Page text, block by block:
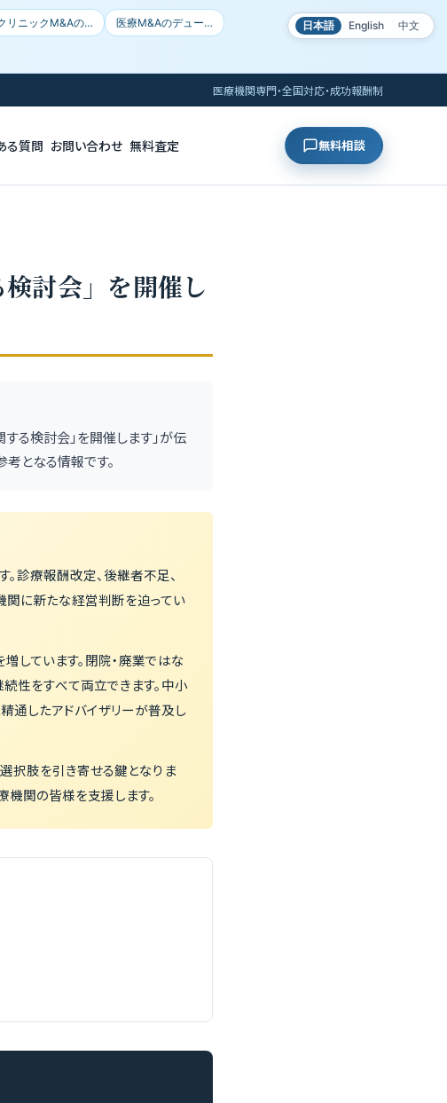
日本語 English
中文
リニックM&Aの… 医療M&Aのデュー…
医療機関専門・全国対応・成功報酬制
る質問 お問い合わせ 無料査定 無料相談
討会」を開催し
る検討会」を開催します」が伝
となる情報です。
診療報酬改定、後継者不足、
関に新たな経営判断を迫ってい
しています。閉院・廃業ではな
性をすべて両立できます。中小
通したアドバイザリーが普及し
択肢を引き寄せる鍵となりま
機関の皆様を支援します。